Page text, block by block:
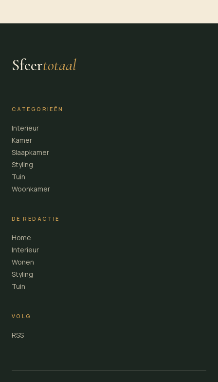
Sfeertotaal
CATEGORIEËN
Interieur
Kamer
Slaapkamer
Styling
Tuin
Woonkamer
DE REDACTIE
Home
Interieur
Wonen
Styling
Tuin
VOLG
RSS